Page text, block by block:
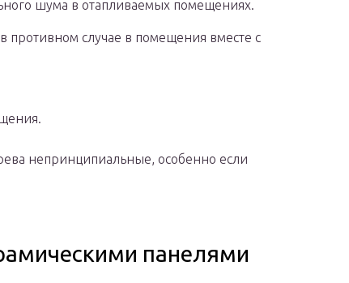
шума в отапливаемых помещениях.
противном случае в помещения вместе с
непринципиальные, особенно если
панелями